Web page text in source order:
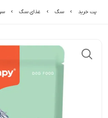
پت خرید سگ غذای سگ